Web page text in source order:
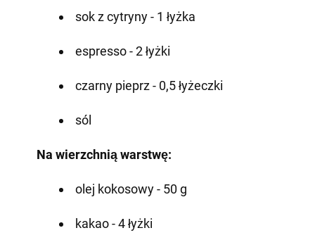
sok z cytryny - 1 łyżka
espresso - 2 łyżki
czarny pieprz - 0,5 łyżeczki
sól
Na wierzchnią warstwę:
olej kokosowy - 50 g
kakao - 4 łyżki